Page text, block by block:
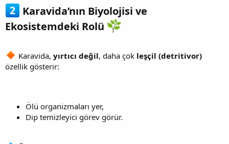
Karavida’nın Biyolojisi ve
Ekosistemdeki Rolü
Karavida, yırtıcı değil, daha çok leşçil (detritivor)
özellik gösterir:
Ölü organizmaları yer,
Dip temizleyici görev görür.